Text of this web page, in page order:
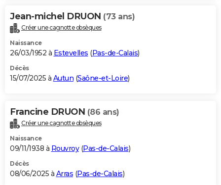
Jean-michel DRUON (73 ans)
Créer une cagnotte obsèques
Naissance
26/03/1952 à Estevelles (Pas-de-Calais)
Décès
15/07/2025 à Autun (Saône-et-Loire)
Francine DRUON (86 ans)
Créer une cagnotte obsèques
Naissance
09/11/1938 à Rouvroy(Pas-de-Calais)
Décès
08/06/2025 à Arras (Pas-de-Calais)